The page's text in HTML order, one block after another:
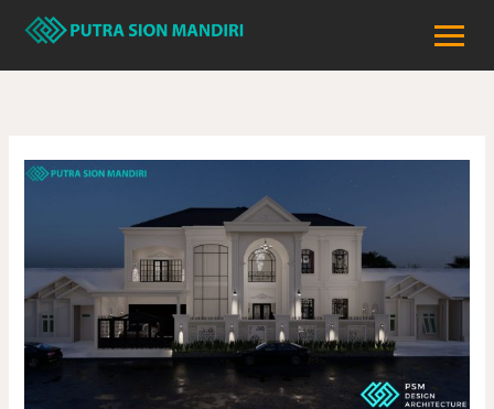
Lewati
konten